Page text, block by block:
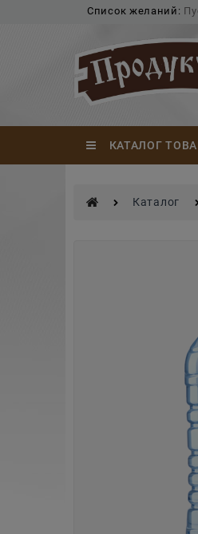
Список желаний:
КАТАЛОГ
Каталог